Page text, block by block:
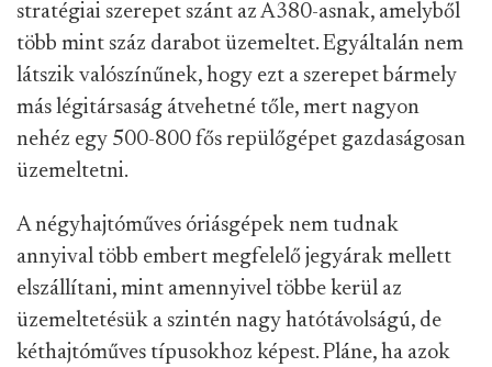
stratégiai szerepet szánt az A380-asnak, amelyből
több mint száz darabot üzemeltet. Egyáltalán nem
látszik valószínűnek, hogy ezt a szerepet bármely
más légitársaság átvehetné tőle, mert nagyon
nehéz egy 500-800 fős repülőgépet gazdaságosan
üzemeltetni.
A négyhajtóműves óriásgépek nem tudnak
annyival több embert megfelelő jegyárak mellett
elszállítani, mint amennyivel többe kerül az
üzemeltetésük a szintén nagy hatótávolságú, de
kéthajtóműves típusokhoz képest. Pláne, ha azok